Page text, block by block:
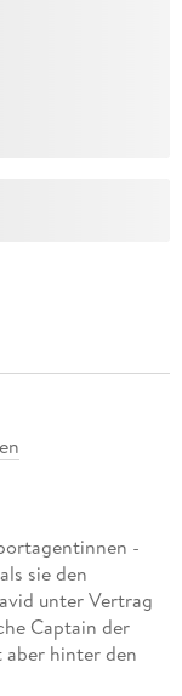
-
sie den
unter Vertrag
Captain der
aber hinter den